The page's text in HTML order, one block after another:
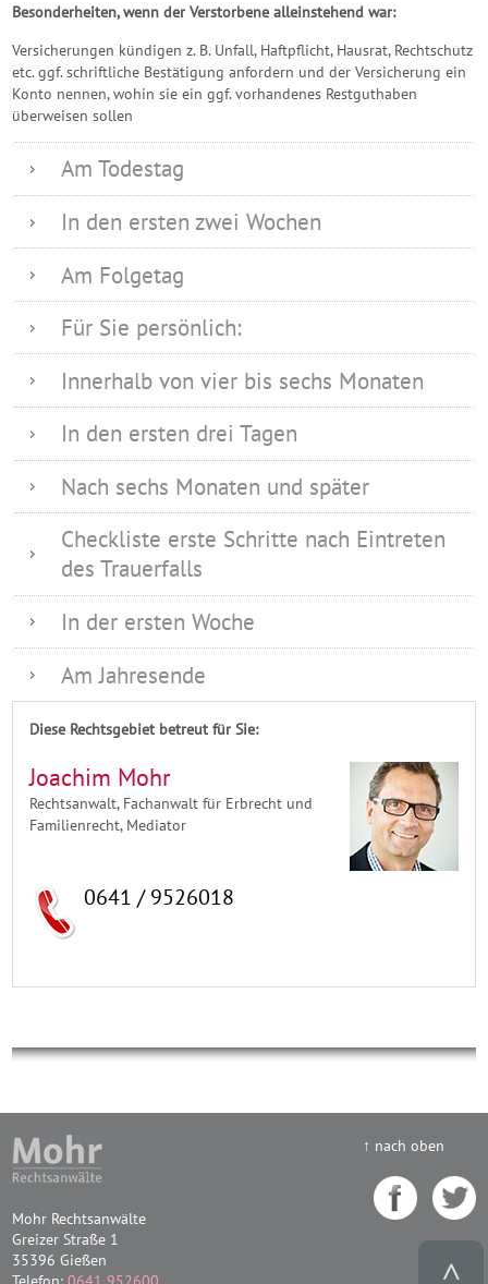
Besonderheiten, wenn der Verstorbene alleinstehend war:
Versicherungen kündigen z. B. Unfall, Haftpflicht, Hausrat, Rechtschutz
etc. ggf. schriftliche Bestätigung anfordern und der Versicherung ein
Konto nennen, wohin sie ein ggf. vorhandenes Restguthaben
überweisen sollen
Am Todestag
In den ersten zwei Wochen
Am Folgetag
Für Sie persönlich:
Innerhalb von vier bis sechs Monaten
In den ersten drei Tagen
Nach sechs Monaten und später
Checkliste erste Schritte nach Eintreten
des Trauerfalls
In der ersten Woche
Am Jahresende
Diese Rechtsgebiet betreut für Sie:
Joachim Mohr
Rechtsanwalt, Fachanwalt für Erbrecht und
Familienrecht, Mediator
0641 / 9526018
↑ nach oben
Mohr Rechtsanwälte
Greizer Straße 1
35396 Gießen